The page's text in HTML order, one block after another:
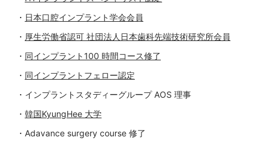
・ 日本口腔インプラント学会会員
・ 厚生労働省認可 社団法人日本歯科先端技術研究所会員
・ 同インプラント100 時間コース修了
・ 同インプラントフェロー認定
・インプラントスタディーグループ AOS 理事
・ 韓国KyungHee 大学
・Adavance surgery course 修了